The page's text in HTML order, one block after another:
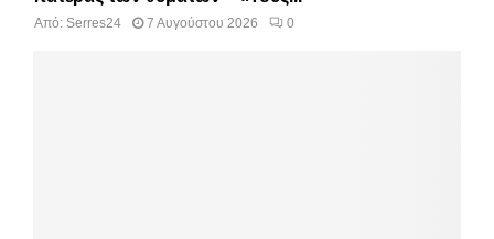
Από: Serres24 7 Αυγούστου 2026 0